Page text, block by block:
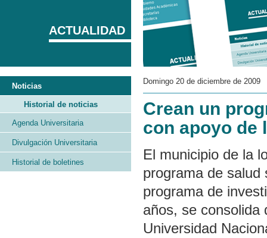
Domingo 20 de diciembre de 2009
Crean un
con apoyo de
El municipio de la
programa de salud
programa de
años, se consolida
Universidad
ACTUALIDAD
Noticias
Historial de noticias
Agenda Universitaria
Divulgación Universitaria
Historial de boletines